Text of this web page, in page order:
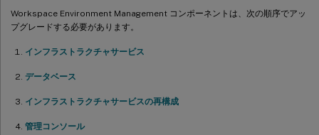
Workspace Environment Management コンポーネントは、次の順序でアッ
プグレードする必要があります。
インフラストラクチャサービス
データベース
インフラストラクチャサービスの再構成
管理コンソール